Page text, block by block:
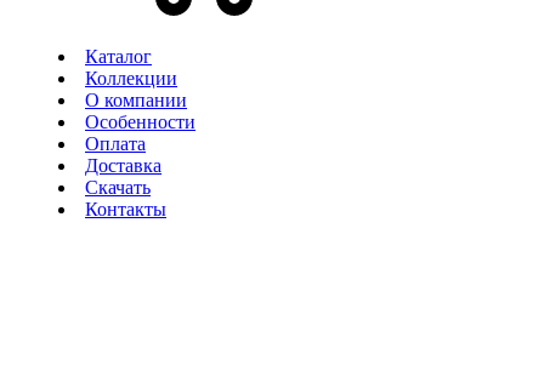
Каталог
Коллекции
О компании
Особенности
Оплата
Доставка
Скачать
Контакты